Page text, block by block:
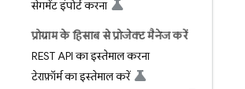
सेगमेंट इंपोर्ट करना
प्रोग्राम के हिसाब से प्रोजेक्ट मैनेज करें
REST API का इस्तेमाल करना
टेराफ़ॉर्म का इस्तेमाल करें